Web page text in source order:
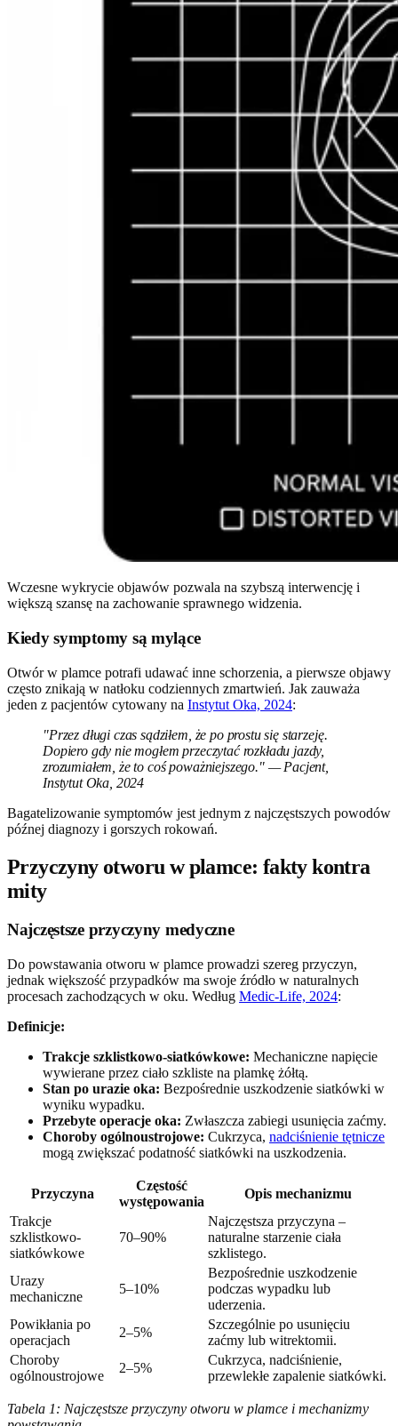
Wczesne wykrycie objawów pozwala na szybszą interwencję i
większą szansę na zachowanie sprawnego widzenia.
Kiedy symptomy są mylące
Otwór w plamce potrafi udawać inne schorzenia, a pierwsze objawy
często znikają w natłoku codziennych zmartwień. Jak zauważa
jeden z pacjentów cytowany na Instytut Oka, 2024:
"Przez długi czas sądziłem, że po prostu się starzeję.
Dopiero gdy nie mogłem przeczytać rozkładu jazdy,
zrozumiałem, że to coś poważniejszego." — Pacjent,
Instytut Oka, 2024
Bagatelizowanie symptomów jest jednym z najczęstszych powodów
późnej diagnozy i gorszych rokowań.
Przyczyny otworu w plamce: fakty kontra
mity
Najczęstsze przyczyny medyczne
Do powstawania otworu w plamce prowadzi szereg przyczyn,
jednak większość przypadków ma swoje źródło w naturalnych
procesach zachodzących w oku. Według Medic-Life, 2024:
Definicje:
Trakcje szklistkowo-siatkówkowe: Mechaniczne napięcie
wywierane przez ciało szkliste na plamkę żółtą.
Stan po urazie oka: Bezpośrednie uszkodzenie siatkówki w
wyniku wypadku.
Przebyte operacje oka: Zwłaszcza zabiegi usunięcia zaćmy.
Choroby ogólnoustrojowe: Cukrzyca, nadciśnienie tętnicze
mogą zwiększać podatność siatkówki na uszkodzenia.
Przyczyna
Częstość
występowania
Opis mechanizmu
Trakcje
szklistkowo-
siatkówkowe
70–90%
Najczęstsza przyczyna –
naturalne starzenie ciała
szklistego.
Urazy
mechaniczne
5–10%
Bezpośrednie uszkodzenie
podczas wypadku lub
uderzenia.
Powikłania po
operacjach
2–5%
Szczególnie po usunięciu
zaćmy lub witrektomii.
Choroby
ogólnoustrojowe
2–5%
Cukrzyca, nadciśnienie,
przewlekłe zapalenie siatkówki.
Tabela 1: Najczęstsze przyczyny otworu w plamce i mechanizmy